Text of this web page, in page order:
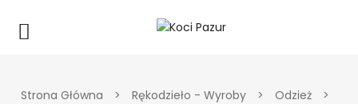
Strona Główna > Rękodzieło - Wyroby > Odzież
>